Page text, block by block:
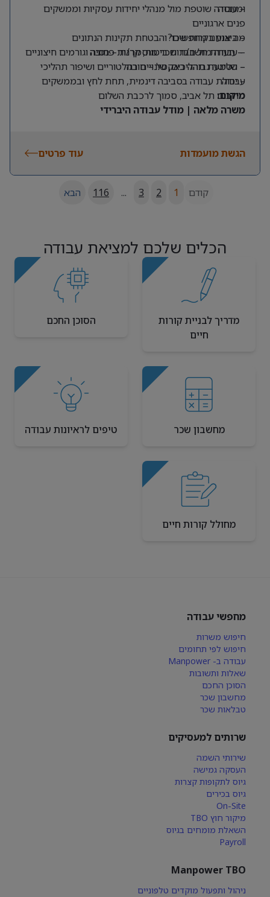
ומנוסה
– עבודה שוטפת מול מנהלי יחידות עסקיות וממשקים
פנים ארגוניים
– ביצוע בקרות שכר והבטחת תקינות הנתונים
– עבודה מול חברות ביטוח, קרנות פנסיה וגורמים חיצוניים
– הטמעת תהליכים, שינויים רגולטוריים ושיפור תהליכי
עבודה
מה אנחנו מחפשים?
– תעודת חשב/ת שכר מוסמך/ת – חובה
– שליטה גבוהה באקסל – חובה
– יכולת עבודה בסביבה דינמית, תחת לחץ ובממשקים
מרובים
מיקום: תל אביב, סמוך לרכבת השלום
משרה מלאה | מודל עבודה היברידי
הגשת מועמדות עוד פרטים
קודם 1
2
3
...
116 הבא
הכלים שלכם למציאת עבודה
מדריך לבניית קורות
חיים
הסוכן החכם
מחשבון שכר טיפים לראיונות עבודה
מחולל קורות חיים
מחפשי עבודה
חיפוש משרות
חיפוש לפי תחומים
עבודה ב- Manpower
שאלות ותשובות
הסוכן החכם
מחשבון שכר
טבלאות שכר
שרותים למעסיקים
שירותי השמה
העסקה גמישה
גיוס לתקופות קצרות
גיוס בכירים
On-Site
מיקור חוץ TBO
השאלת מומחים בגיוס
Payroll
Manpower TBO
ניהול ותפעול מוקדים טלפוניים